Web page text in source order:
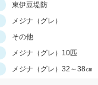
東伊豆堤防
メジナ（グレ）
その他
メジナ（グレ）10匹
メジナ（グレ）32～38㎝